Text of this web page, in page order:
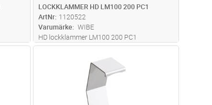
LOCKKLAMMER HD LM100 200 PC1
ArtNr 1120522
Varumärke
WIBE
HD lockklammer LM100 200 PC1